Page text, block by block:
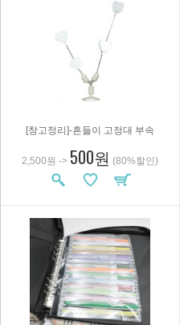
[창고정리]-흔들이 고정대 부속
2,500원 -> 500원 (80%할인)